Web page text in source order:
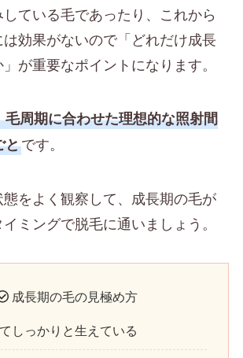
ている毛であったり、これから
効果がないので「どれだけ成長
が重要なポイントになります。
周期に合わせた理想的な照射間
とです。
をよく観察して、成長期の毛が
ミングで脱毛に通いましょう。
成長期の毛の見極め方
しっかりと生えている